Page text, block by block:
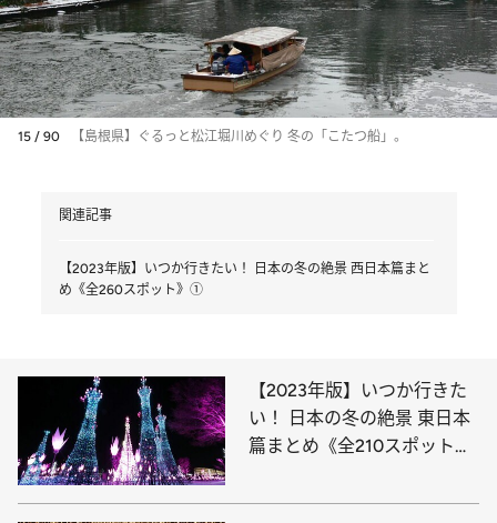
15 / 90 【島根県】ぐるっと松江堀川めぐり 冬の「こたつ船」。
関連記事
【2023年版】いつか行きたい！ 日本の冬の絶景 西日本篇まと
め《全260スポット》①
【2023年版】いつか行きた
い！ 日本の冬の絶景 東日本
篇まとめ《全210スポット》